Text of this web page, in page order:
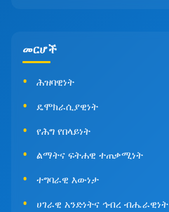
መርሆች
ሕዝባዊነት
ዴሞክራሲያዊነት
የሕግ የበላይነት
ልማትና ፍትሐዊ ተጠቃሚነት
ተግባራዊ እውነታ
ሀገራዊ አንድነትና ኅብረ ብሔራዊነት